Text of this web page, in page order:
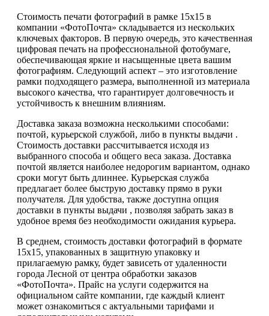
Стоимость печати фотографий в рамке 15х15 в
компании «ФотоПочта» складывается из нескольких
ключевых факторов. В первую очередь, это качественная
цифровая печать на профессиональной фотобумаге,
обеспечивающая яркие и насыщенные цвета вашим
фотографиям. Следующий аспект – это изготовление
рамки подходящего размера, выполненной из материала
высокого качества, что гарантирует долговечность и
устойчивость к внешним влияниям.
Доставка заказа возможна несколькими способами:
почтой, курьерской службой, либо в пункты выдачи .
Стоимость доставки рассчитывается исходя из
выбранного способа и общего веса заказа. Доставка
почтой является наиболее недорогим вариантом, однако
сроки могут быть длиннее. Курьерская служба
предлагает более быструю доставку прямо в руки
получателя. Для удобства, также доступна опция
доставки в пункты выдачи , позволяя забрать заказ в
удобное время без необходимости ожидания курьера.
В среднем, стоимость доставки фотографий в формате
15х15, упакованных в защитную упаковку и
прилагаемую рамку, будет зависеть от удаленности
города Лесной от центра обработки заказов
«ФотоПочта». Прайс на услуги содержится на
официальном сайте компании, где каждый клиент
может ознакомиться с актуальными тарифами и